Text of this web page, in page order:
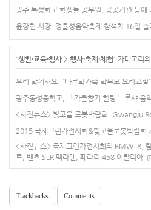
광주 특성화고 학생들 공무원, 공공기관 등에
윤장현 시장, 정율성음악축제 참석차 16일 출
'생활·교육·행사> 행사·축제·체험 ' 카테고리
우리 함께해요! “다문화가족 학부모 요리교실”
광주동성중학교, 「가을향기 힐링 ᄂᆞᄅᆞ샤 음
<사진뉴스> 빛고을 로봇박람회, Gwangju
2015 국제그린카전시회&빛고을로봇박람회
<사진뉴스> 국제그린카전시회의 BMW i8,
르, 벤츠 SLR 맥라렌, 페라리 458 이탈리아
Trackbacks Comments